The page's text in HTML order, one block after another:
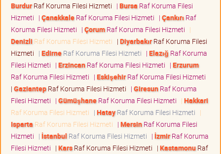
BurdurRaf Koruma Filesi Hizmeti | Bursa Raf Koruma Filesi
Hizmeti | ÇanakkaleRaf Koruma Filesi Hizmeti | Çankırı Raf
Koruma Filesi Hizmeti | ÇorumRaf Koruma Filesi Hizmeti |
Denizli Raf Koruma Filesi Hizmeti | DiyarbakırRaf Koruma Filesi
Hizmeti | EdirneRaf Koruma Filesi Hizmeti | Elazığ Raf Koruma
Filesi Hizmeti | ErzincanRaf Koruma Filesi Hizmeti | Erzurum
Raf Koruma Filesi Hizmeti | EskişehirRaf Koruma Filesi Hizmeti
| GaziantepRaf Koruma Filesi Hizmeti | GiresunRaf Koruma
Filesi Hizmeti | GümüşhaneRaf Koruma Filesi Hizmeti | Hakkari
Raf Koruma Filesi Hizmeti | HatayRaf Koruma Filesi Hizmeti |
Isparta Raf Koruma Filesi Hizmeti | MersinRaf Koruma Filesi
Hizmeti | İstanbul Raf Koruma Filesi Hizmeti | İzmirRaf Koruma
Filesi Hizmeti | KarsRaf Koruma Filesi Hizmeti | KastamonuRaf